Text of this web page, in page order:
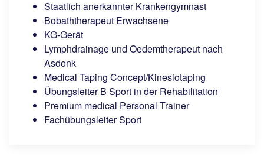
Staatlich anerkannter Krankengymnast
Bobaththerapeut Erwachsene
KG-Gerät
Lymphdrainage und Oedemtherapeut nach
Asdonk
Medical Taping Concept/Kinesiotaping
Übungsleiter B Sport in der Rehabilitation
Premium medical Personal Trainer
Fachübungsleiter Sport